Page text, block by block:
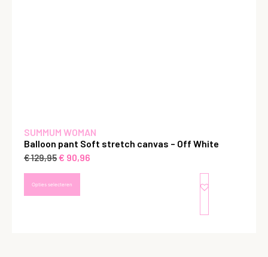
SUMMUM WOMAN
Balloon pant Soft stretch canvas – Off White
€129,95€ 90,96
Opties selecteren